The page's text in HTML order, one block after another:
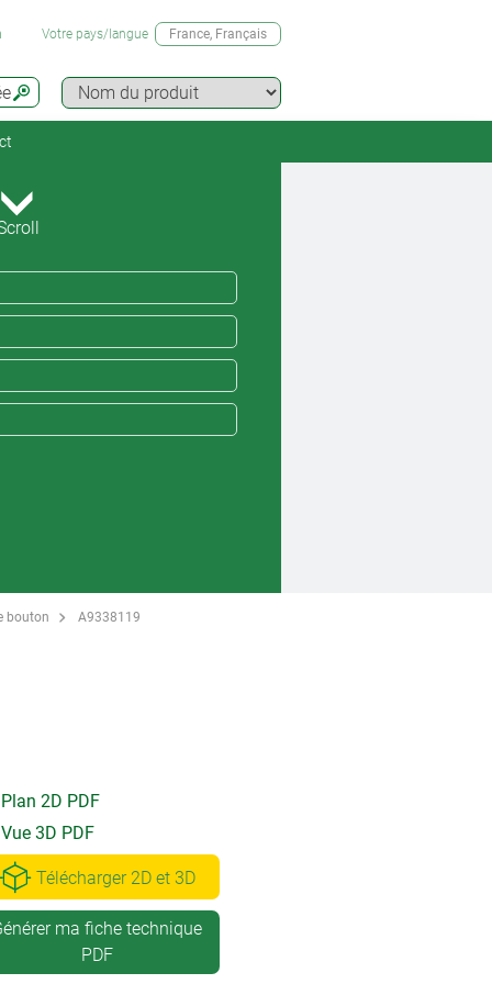
Votre pays/langue France, Français
bouton A9338119
Plan 2D PDF
Vue 3D PDF
Télécharger 2D et 3D
ma fiche technique
PDF